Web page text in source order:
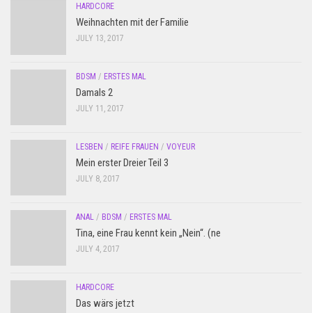
HARDCORE
Weihnachten mit der Familie
JULY 13, 2017
BDSM / ERSTES MAL
Damals 2
JULY 11, 2017
LESBEN / REIFE FRAUEN / VOYEUR
Mein erster Dreier Teil 3
JULY 8, 2017
ANAL / BDSM / ERSTES MAL
Tina, eine Frau kennt kein „Nein“. (ne
JULY 4, 2017
HARDCORE
Das wärs jetzt